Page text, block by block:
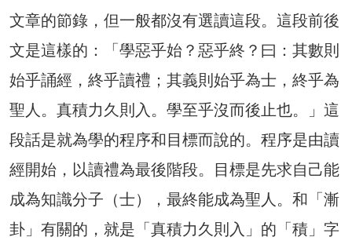
文章的節錄，但一般都沒有選讀這段。這段前後
文是這樣的：「學惡乎始？惡乎終？曰：其數則
始乎誦經，終乎讀禮；其義則始乎為士，終乎為
聖人。真積力久則入。學至乎沒而後止也。」這
段話是就為學的程序和目標而說的。程序是由讀
經開始，以讀禮為最後階段。目標是先求自己能
成為知識分子（士），最終能成為聖人。和「漸
卦」有關的，就是「真積力久則入」的「積」字